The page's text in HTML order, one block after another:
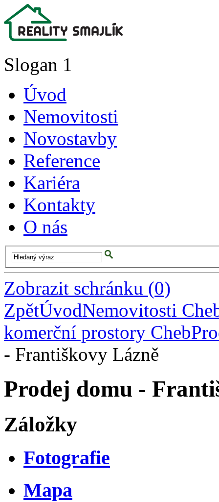
Slogan 1
Úvod
Nemovitosti
Novostavby
Reference
Kariéra
Kontakty
O nás
Zobrazit schránku (0)
ZpětÚvodNemovitosti
komerční prostory Cheb
- Františkovy Lázně
Prodej domu -
Záložky
Fotografie
Mapa